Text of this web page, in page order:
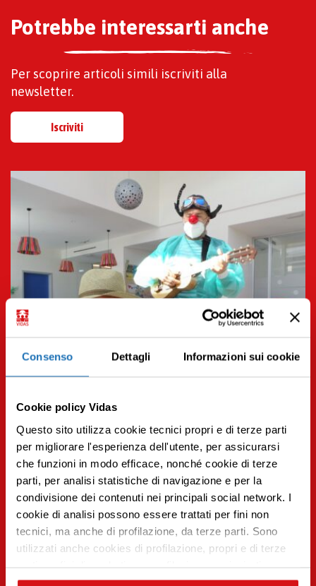
Consenso Dettagli Informazioni sui cookie
Cookie policy Vidas
Questo sito utilizza cookie tecnici propri e di terze parti
per migliorare l'esperienza dell'utente, per assicurarsi
che funzioni in modo efficace, nonché cookie di terze
parti, per analisi statistiche di navigazione e per la
condivisione dei contenuti nei principali social network. I
cookie di analisi possono essere trattati per fini non
tecnici, ma anche di profilazione, da terze parti. Sono
utilizzati anche cookies di profilazione, propri e di terze
contenuti mirati sulle tue preferenze e i tuoi interessi. Se
Potrebbe interessarti anche
Per scoprire articoli simili iscriviti alla
newsletter.
Iscriviti
14.10.2022 | Eventi e iniziative
Un cappello per una buona causa
Leggi tutto
Premi INVIO per cercare o ESC per uscire